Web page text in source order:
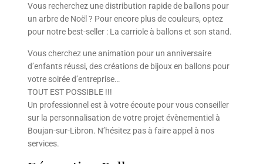
Vous recherchez une distribution rapide de ballons pour
un arbre de Noël ? Pour encore plus de couleurs, optez
pour notre best-seller : La carriole à ballons et son stand.
Vous cherchez une animation pour un anniversaire
d’enfants réussi, des créations de bijoux en ballons pour
votre soirée d’entreprise…
TOUT EST POSSIBLE !!!
Un professionnel est à votre écoute pour vous conseiller
sur la personnalisation de votre projet évènementiel à
Boujan-sur-Libron. N’hésitez pas à faire appel à nos
services.